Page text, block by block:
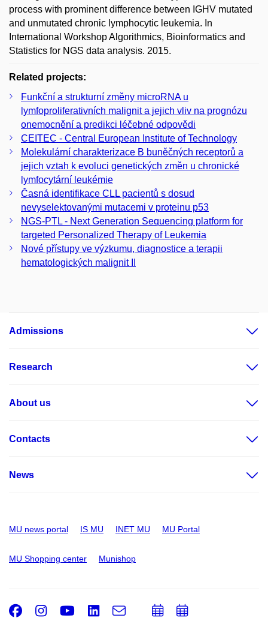
process with prominent difference between IGHV mutated
and unmutated chronic lymphocytic leukemia. In
International Workshop Algorithmics, Bioinformatics and
Statistics for NGS data analysis. 2015.
Related projects:
Funkční a strukturní změny microRNA u
lymfoproliferativních malignit a jejich vliv na prognózu
onemocnění a predikci léčebné odpovědi
CEITEC - Central European Institute of Technology
Molekulární charakterizace B buněčných receptorů a
jejich vztah k evoluci genetických změn u chronické
lymfocytární leukémie
Časná identifikace CLL pacientů s dosud
nevyselektovanými mutacemi v proteinu p53
NGS-PTL - Next Generation Sequencing platform for
targeted Personalized Therapy of Leukemia
Nové přístupy ve výzkumu, diagnostice a terapii
hematologických malignit II
Admissions
Research
About us
Contacts
News
MU news portal IS MU INET MU MU Portal
MU Shopping center Munishop
Facebook
Instagram
Youtube
LinkedIn
e-
AddAdd